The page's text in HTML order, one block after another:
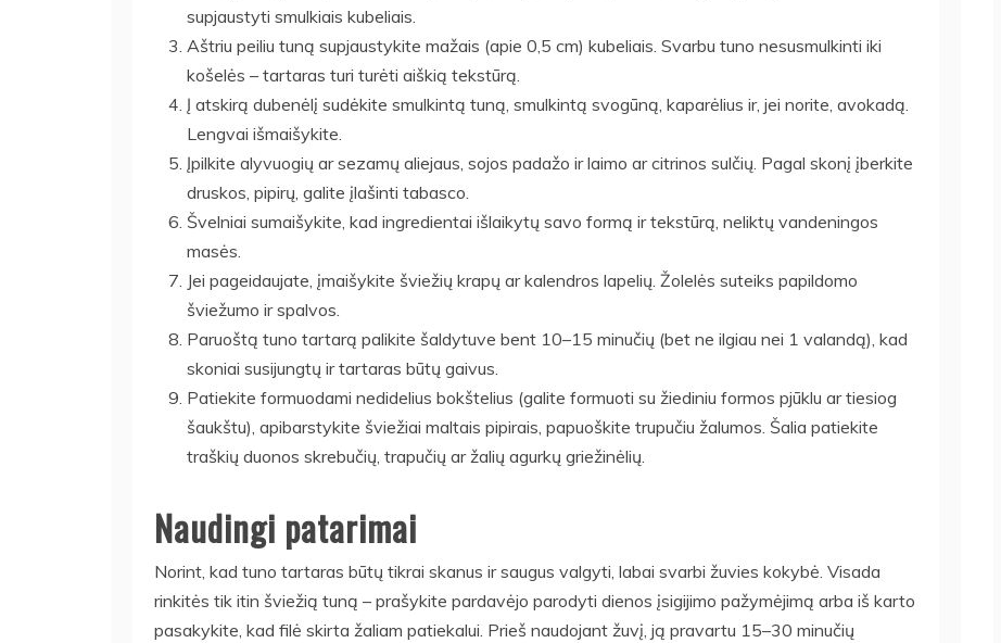
supjaustyti smulkiais kubeliais.
Aštriu peiliu tuną supjaustykite mažais (apie 0,5 cm) kubeliais. Svarbu tuno nesusmulkinti iki
košelės – tartaras turi turėti aiškią tekstūrą.
Į atskirą dubenėlį sudėkite smulkintą tuną, smulkintą svogūną, kaparėlius ir, jei norite, avokadą.
Lengvai išmaišykite.
Įpilkite alyvuogių ar sezamų aliejaus, sojos padažo ir laimo ar citrinos sulčių. Pagal skonį įberkite
druskos, pipirų, galite įlašinti tabasco.
Švelniai sumaišykite, kad ingredientai išlaikytų savo formą ir tekstūrą, neliktų vandeningos
masės.
Jei pageidaujate, įmaišykite šviežių krapų ar kalendros lapelių. Žolelės suteiks papildomo
šviežumo ir spalvos.
Paruoštą tuno tartarą palikite šaldytuve bent 10–15 minučių (bet ne ilgiau nei 1 valandą), kad
skoniai susijungtų ir tartaras būtų gaivus.
Patiekite formuodami nedidelius bokštelius (galite formuoti su žiediniu formos pjūklu ar tiesiog
šaukštu), apibarstykite šviežiai maltais pipirais, papuoškite trupučiu žalumos. Šalia patiekite
traškių duonos skrebučių, trapučių ar žalių agurkų griežinėlių.
Naudingi patarimai
Norint, kad tuno tartaras būtų tikrai skanus ir saugus valgyti, labai svarbi žuvies kokybė. Visada
rinkitės tik itin šviežią tuną – prašykite pardavėjo parodyti dienos įsigijimo pažymėjimą arba iš karto
pasakykite, kad filė skirta žaliam patiekalui. Prieš naudojant žuvį, ją pravartu 15–30 minučių